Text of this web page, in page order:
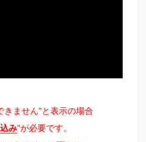
ません"と表示の場合
み"が必要です。